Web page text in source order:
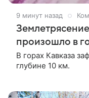
9 минут назад
произошло в
В горах Кавказа
глубине 10 км.